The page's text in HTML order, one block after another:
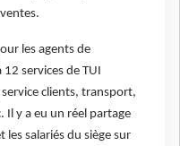
les agents de
services de TUI
clients, transport,
y a eu un réel partage
les salariés du siège sur